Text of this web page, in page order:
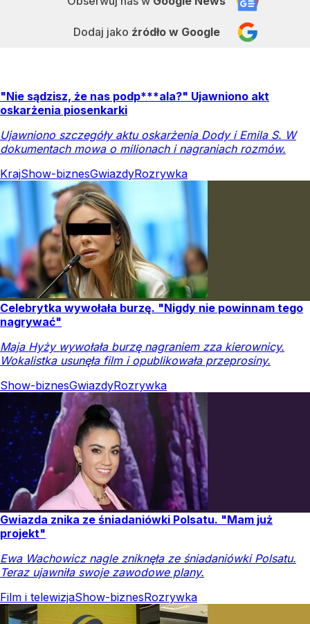
Dodaj jako źródło w Google
"Nie sądzisz, że nas podp***ala?" Ujawniono akt
oskarżenia piosenkarki
Ujawniono szczegóły aktu oskarżenia Dody i Emila S. W
dokumentach mowa o milionach i nagraniach rozmów.
KrajShow-biznesGwiazdyRozrywka
Celebrytka wywołała burzę. "Nigdy nie powinnam tego
nagrywać"
Maja Hyży wywołała burzę nagraniem zza kierownicy.
Wokalistka usunęła film i opublikowała przeprosiny.
Show-biznesGwiazdyRozrywka
Gwiazda znika ze śniadaniówki Polsatu. "Mam już
projekt"
Ewa Wachowicz nagle zniknęła ze śniadaniówki Polsatu.
Teraz ujawniła swoje zawodowe plany.
Film i telewizjaShow-biznesRozrywka